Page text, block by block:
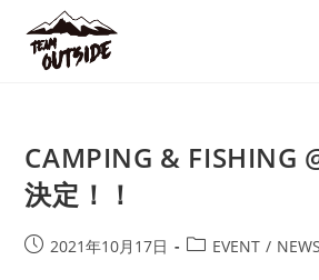
CAMPING & FISHING
決定！！
投 2021年10月17日
投 EVENT / NEWS